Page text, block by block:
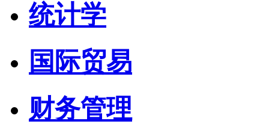
统计学
国际贸易
财务管理